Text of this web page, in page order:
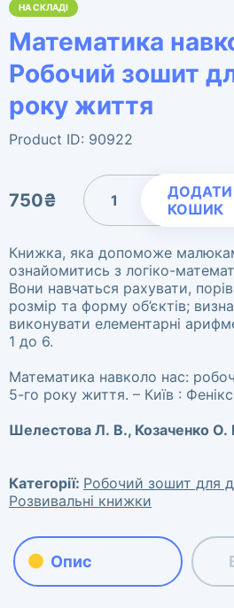
НА СКЛАДІ
Математика
Робочий зошит
року життя
Product ID: 90922
750₴
Математика
Робочий зошит
року життя
ДОДАТИ
КОШИК
Книжка, яка допоможе малюкам
ознайомитись з логіко-
Вони навчаться рахувати,
розмір та форму об’єктів;
виконувати елементарні
1 до 6.
Математика навколо нас:
5-го року життя. – Київ :
Шелестова Л. В., Козаченко О.
Категорії: Робочий зошит для
Розвивальні книжки
Опис